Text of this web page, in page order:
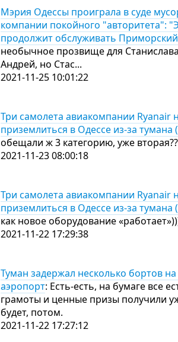
Мэрия Одессы проиграла в суде
компании покойного "авторитета":
продолжит обслуживать
необычное прозвище для
Андрей, но Стас...
2021-11-25 10:01:22
Три самолета авиакомпании Ryanair
приземлиться в Одессе из-за
обещали ж 3 категорию, уже
2021-11-23 08:00:18
Три самолета авиакомпании Ryanair
приземлиться в Одессе из-за
как новое оборудование
2021-11-22 17:29:38
Туман задержал несколько бортов на
аэропорт: Есть-есть, на бумаге все
грамоты и ценные призы получили
будет, потом.
2021-11-22 17:27:12